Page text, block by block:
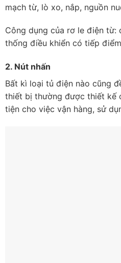
mạch từ, lò xo, nắp, nguồn
Công dụng của rơ le điện từ:
thống điều khiển có tiếp
2. Nút nhấn
Bất kì loại tủ điện nào cũng
thiết bị thường được thiết kế
tiện cho việc vận hàng, sử